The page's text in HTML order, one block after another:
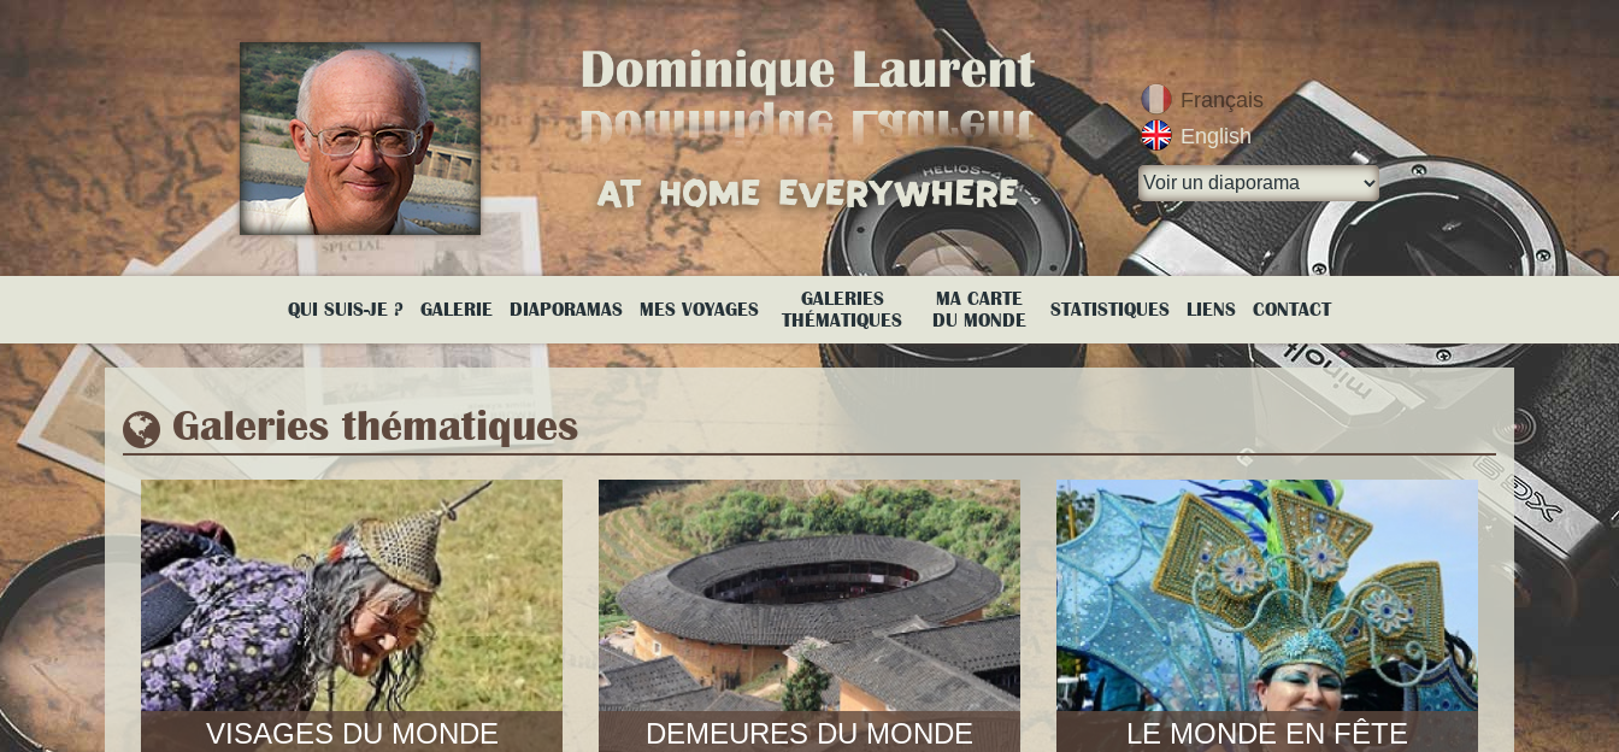
Français
English
QUI SUIS-JE ? GALERIE DIAPORAMAS MES VOYAGES
GALERIES
THÉMATIQUES
MA CARTE
DU MONDE
STATISTIQUES LIENS CONTACT
Galeries thématiques
VISAGES DU MONDE DEMEURES DU MONDE LE MONDE EN FÊTE